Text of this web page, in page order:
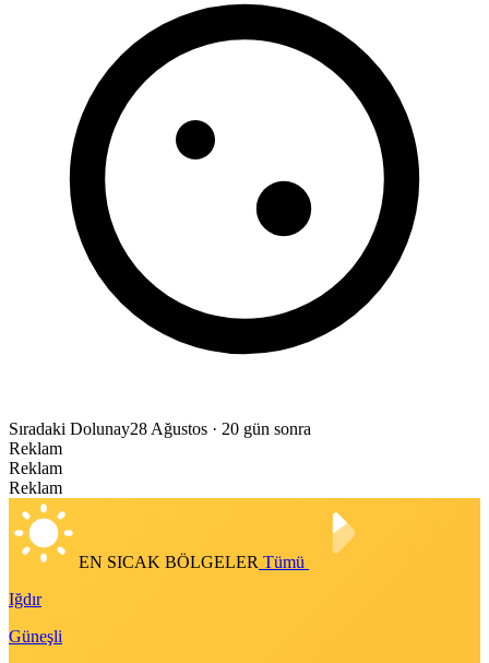
Sıradaki Dolunay28 Ağustos · 20 gün sonra
Reklam
Reklam
Reklam
EN SICAK BÖLGELER Tümü
Iğdır
Güneşli